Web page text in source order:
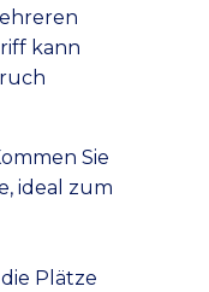
kann
Sie
ideal zum
Plätze